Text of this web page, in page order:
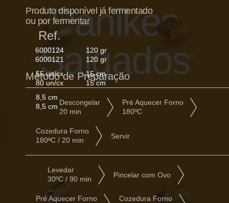
Panikes
Salgados
Panike® Misto Panike® C35
Produto disponível já fermentado
ou por fermentar
Ref.
6000124
6000121
120 gr
120 gr
55 un/cx
80 un/cx
15 cm
15 cm
8,5 cm
8,5 cm
Método de Preparação
Descongelar
20 min
Pré Aquecer Forno
180ºC
Cozedura Forno
180ªC / 20 min
Servir
Levedar
30ºC / 90 min
Pincelar com Ovo
Pré Aquecer Forno
Cozedura Forno